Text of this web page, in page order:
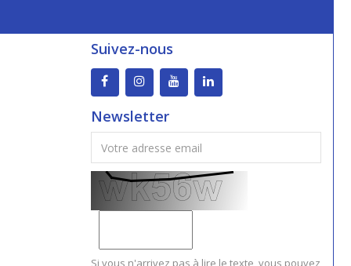
Suivez-nous
Newsletter
Si vous n'arrivez pas à lire le texte, vous pouvez